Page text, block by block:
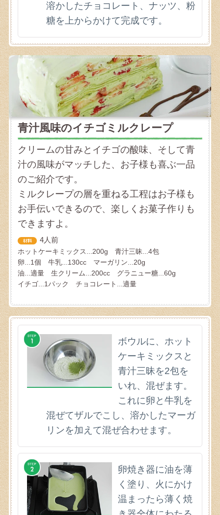
溶かしたチョコレート、ナッツ、粉
糖を上からかけて完成です。
青汁風味のイチゴミルクレープ
クリームの甘みとイチゴの酸味、そして青
汁の風味がマッチした、お子様も喜ぶ一品
のご紹介です。
ミルクレープの層を重ねる工程はお子様も
お手伝いできるので、楽しくお菓子作りも
できますよ。
4人前
ホットケーキミックス...200g 青汁三昧...4包
卵...1個 牛乳...130cc マーガリン...20g
油...適量 生クリーム...200cc グラニュー糖...60g
イチゴ...1パック チョコレート...適量
ボウルに、ホット
ケーキミックスと
青汁三昧を2包を
いれ、混ぜます。
これに卵と牛乳を
混ぜてザルでこし、溶かしたマーガ
リンを加えて混ぜ合わせます。
卵焼き器に油を薄
く塗り、火にかけ
温まったら薄く焼